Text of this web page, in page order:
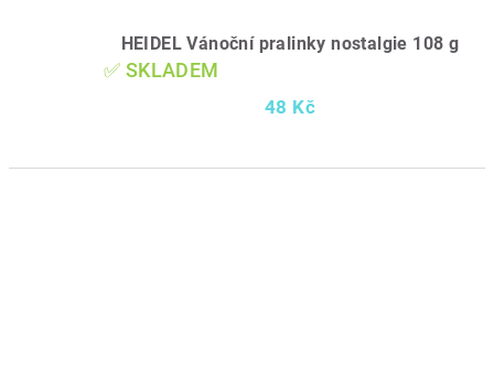
HEIDEL Vánoční pralinky nostalgie 108 g
✅ SKLADEM
48 Kč